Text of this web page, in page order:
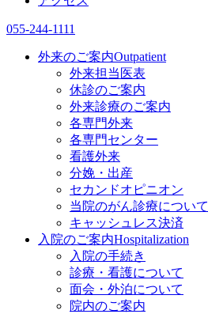
055-244-1111
外来のご案内Outpatient
外来担当医表
休診のご案内
外来診療のご案内
各専門外来
各専門センター
看護外来
分娩・出産
セカンドオピニオン
当院のがん診療について
キャッシュレス決済
入院のご案内Hospitalization
入院の手続き
診療・看護について
面会・外泊について
院内のご案内